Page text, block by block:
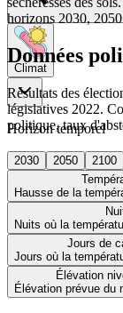
Climat
Horizon temporel
2030 2050
2100
Hausse de la
Nuits où la
Jours de
Jours où la
Élévation
Élévation prévue du
horizons 2030,
Données
Résultats des
législatives 2022.
politique, taux